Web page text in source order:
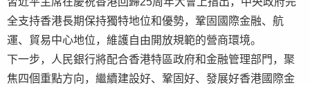
全支持香港長期保持獨特地位和優勢，鞏固國際金融、航
運、貿易中心地位，維護自由開放規範的營商環境。
下一步，人民銀行將配合香港特區政府和金融管理部門，聚
焦四個重點方向，繼續建設好、鞏固好、發展好香港國際金